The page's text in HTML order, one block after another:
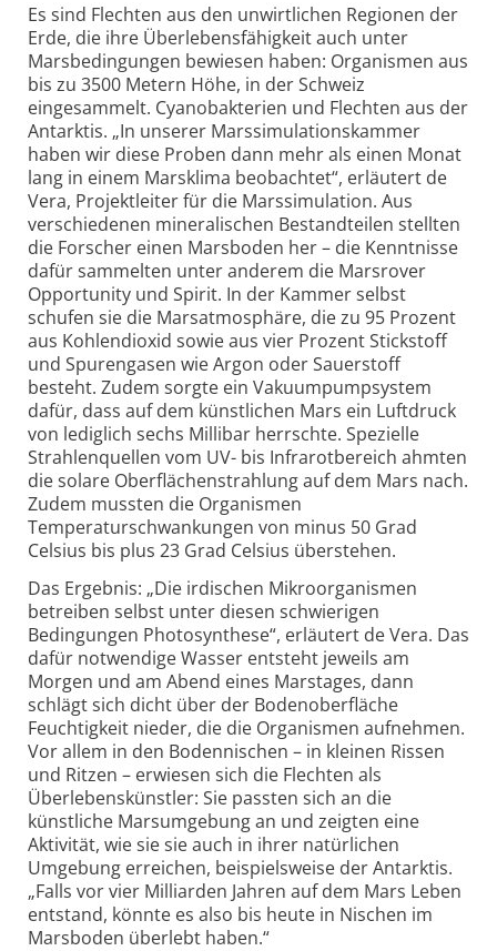
Es sind Flechten aus den unwirtlichen Regionen der
Erde, die ihre Überlebensfähigkeit auch unter
Marsbedingungen bewiesen haben: Organismen aus
bis zu 3500 Metern Höhe, in der Schweiz
eingesammelt. Cyanobakterien und Flechten aus der
Antarktis. „In unserer Marssimulationskammer
haben wir diese Proben dann mehr als einen Monat
lang in einem Marsklima beobachtet“, erläutert de
Vera, Projektleiter für die Marssimulation. Aus
verschiedenen mineralischen Bestandteilen stellten
die Forscher einen Marsboden her – die Kenntnisse
dafür sammelten unter anderem die Marsrover
Opportunity und Spirit. In der Kammer selbst
schufen sie die Marsatmosphäre, die zu 95 Prozent
aus Kohlendioxid sowie aus vier Prozent Stickstoff
und Spurengasen wie Argon oder Sauerstoff
besteht. Zudem sorgte ein Vakuumpumpsystem
dafür, dass auf dem künstlichen Mars ein Luftdruck
von lediglich sechs Millibar herrschte. Spezielle
Strahlenquellen vom UV- bis Infrarotbereich ahmten
die solare Oberflächenstrahlung auf dem Mars nach.
Zudem mussten die Organismen
Temperaturschwankungen von minus 50 Grad
Celsius bis plus 23 Grad Celsius überstehen.
Das Ergebnis: „Die irdischen Mikroorganismen
betreiben selbst unter diesen schwierigen
Bedingungen Photosynthese“, erläutert de Vera. Das
dafür notwendige Wasser entsteht jeweils am
Morgen und am Abend eines Marstages, dann
schlägt sich dicht über der Bodenoberfläche
Feuchtigkeit nieder, die die Organismen aufnehmen.
Vor allem in den Bodennischen – in kleinen Rissen
und Ritzen – erwiesen sich die Flechten als
Überlebenskünstler: Sie passten sich an die
künstliche Marsumgebung an und zeigten eine
Aktivität, wie sie sie auch in ihrer natürlichen
Umgebung erreichen, beispielsweise der Antarktis.
„Falls vor vier Milliarden Jahren auf dem Mars Leben
entstand, könnte es also bis heute in Nischen im
Marsboden überlebt haben.“